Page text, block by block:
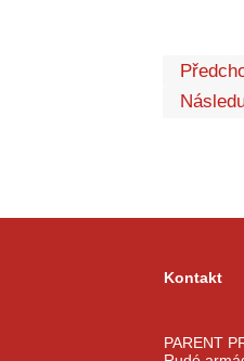
Kontakt
PARENT